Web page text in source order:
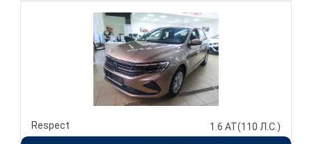
Respect 1.6 AT(110 Л.С.)